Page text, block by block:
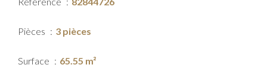
Pièces 3 pièces
Surface 65.55 m²